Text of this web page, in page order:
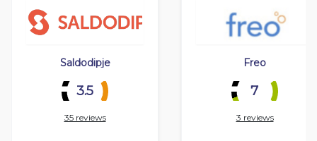
Saldodipje
3.5
35 reviews
Freo
7
3 reviews